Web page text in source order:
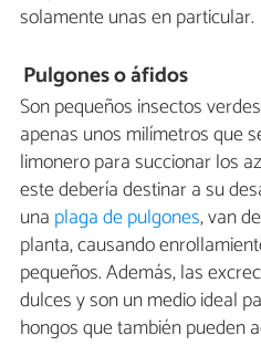
solamente unas en particular.
Pulgones o áfidos
Son pequeños insectos
apenas unos milímetros que
limonero para succionar los
este debería destinar a su
una plaga de pulgones, van
planta, causando
pequeños. Además, las
dulces y son un medio ideal
hongos que también pueden